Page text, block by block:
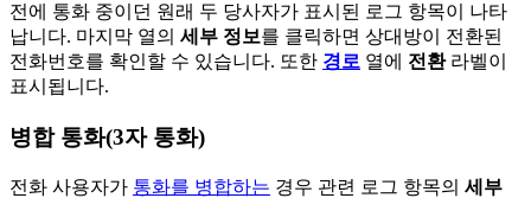
전에 통화 중이던 원래 두 당사자가 표시된 로그 항목이 나타
납니다. 마지막 열의 세부 정보를 클릭하면 상대방이 전환된
전화번호를 확인할 수 있습니다. 또한 경로 열에 전환라벨이
표시됩니다.
병합 통화(3자 통화)
전화 사용자가 통화를 병합하는 경우 관련 로그 항목의 세부